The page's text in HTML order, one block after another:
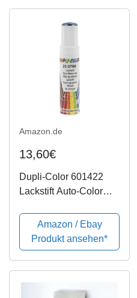
Amazon.de
13,60€
Dupli-Color 601422
Lackstift Auto-Color
12ml, Blue
Amazon / Ebay
Produkt ansehen*